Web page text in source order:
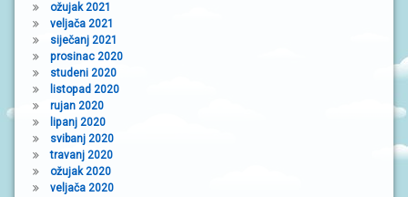
ožujak 2021
veljača 2021
siječanj 2021
prosinac 2020
studeni 2020
listopad 2020
rujan 2020
lipanj 2020
svibanj 2020
travanj 2020
ožujak 2020
veljača 2020